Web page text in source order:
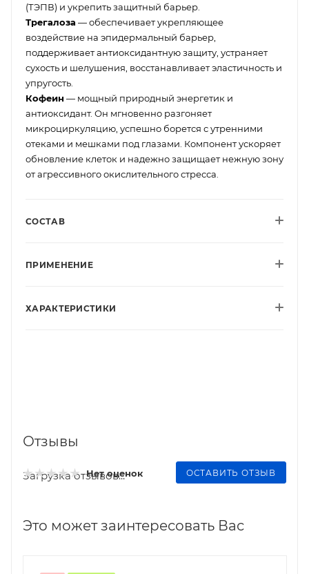
(ТЭПВ) и укрепить защитный барьер.
Трегалоза — обеспечивает укрепляющее
воздействие на эпидермальный барьер,
поддерживает антиоксидантную защиту, устраняет
сухость и шелушения, восстанавливает эластичность и
упругость.
Кофеин — мощный природный энергетик и
антиоксидант. Он мгновенно разгоняет
микроциркуляцию, успешно борется с утренними
отеками и мешками под глазами. Компонент ускоряет
обновление клеток и надежно защищает нежную зону
от агрессивного окислительного стресса.
СОСТАВ
ПРИМЕНЕНИЕ
ХАРАКТЕРИСТИКИ
Отзывы
Нет оценок ОСТАВИТЬ ОТЗЫВ
Загрузка отзывов...
Это может заинтересовать Вас